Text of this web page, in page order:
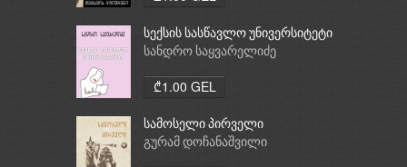
სექსის სასწავლო უნივერსიტეტი
სანდრო საყვარელიძე
₾1.00 GEL
სამოსელი პირველი
გურამ დოჩანაშვილი